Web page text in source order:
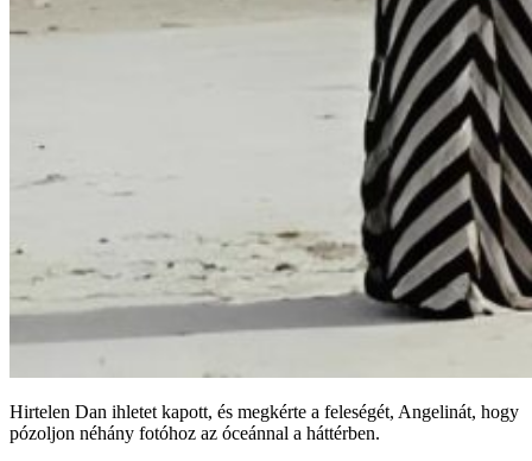
Hirtelen Dan ihletet kapott, és megkérte a feleségét, Angelinát, hogy
pózoljon néhány fotóhoz az óceánnal a háttérben.